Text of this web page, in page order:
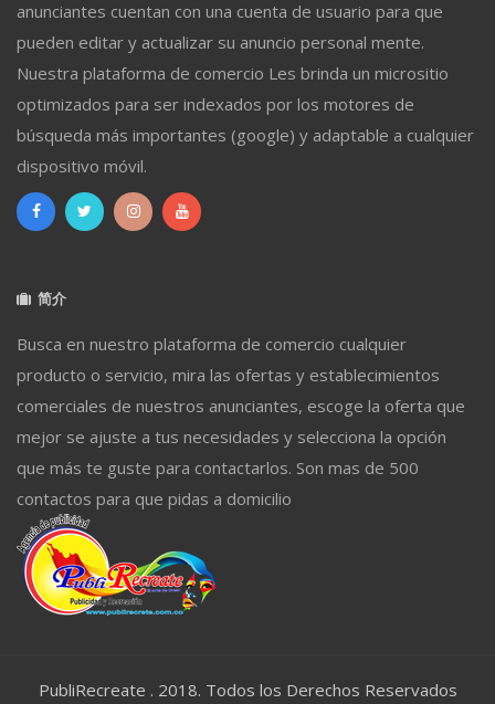
anunciantes cuentan con una cuenta de usuario para que
pueden editar y actualizar su anuncio personal mente.
Nuestra plataforma de comercio Les brinda un micrositio
optimizados para ser indexados por los motores de
búsqueda más importantes (google) y adaptable a cualquier
dispositivo móvil.
简介
Busca en nuestro plataforma de comercio cualquier
producto o servicio, mira las ofertas y establecimientos
comerciales de nuestros anunciantes, escoge la oferta que
mejor se ajuste a tus necesidades y selecciona la opción
que más te guste para contactarlos. Son mas de 500
contactos para que pidas a domicilio
PubliRecreate . 2018. Todos los Derechos Reservados